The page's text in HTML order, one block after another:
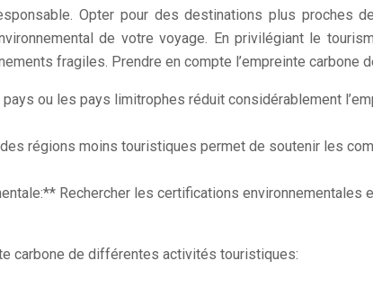
Opter pour des destinations plus proches
de votre voyage. En privilégiant le
fragiles. Prendre en compte l’empreinte carbone
ou les pays limitrophes réduit considérablement
régions moins touristiques permet de soutenir les
Rechercher les certifications
carbone de différentes activités touristiques: